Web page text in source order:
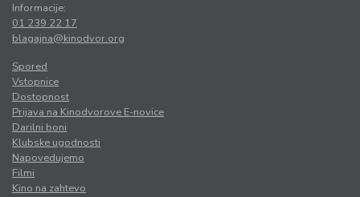
Informacije:
01 239 22 17
blagajna@kinodvor.org
Spored
Vstopnice
Dostopnost
Prijava na Kinodvorove E-novice
Darilni boni
Klubske ugodnosti
Napovedujemo
Filmi
Kino na zahtevo